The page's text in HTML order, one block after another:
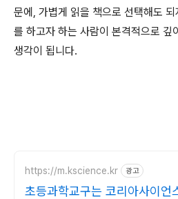
문에, 가볍게 읽을 책으로 선택해도
를 하고자 하는 사람이 본격적으로 깊
생각이 됩니다.
https://m.kscience.kr 광고
초등과학교구는 코리아사이언